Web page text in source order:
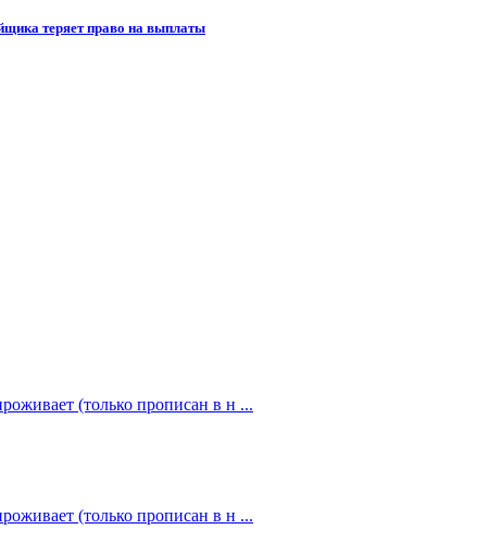
теряет право на выплаты
(только прописан в н ...
(только прописан в н ...